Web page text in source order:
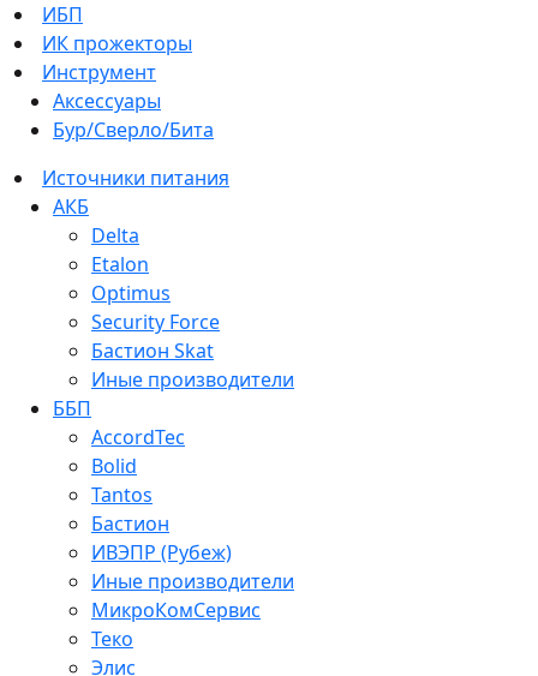
ИБП
ИК прожекторы
Инструмент
Аксессуары
Бур/Сверло/Бита
Источники питания
АКБ
Delta
Etalon
Optimus
Security Force
Бастион Skat
Иные производители
ББП
AccordTec
Bolid
Tantos
Бастион
ИВЭПР (Рубеж)
Иные производители
МикроКомСервис
Теко
Элис